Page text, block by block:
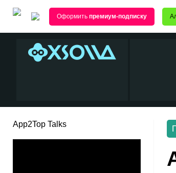
Оформить премиум-подписку
App2Top Talks